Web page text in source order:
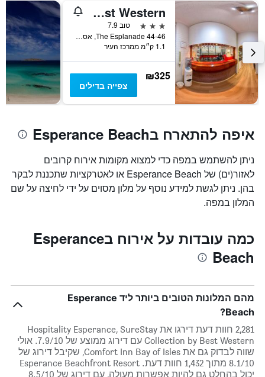
Hospitality Esperance, SureStay Collection by Best Western
3 כוכבים
טוב 7.9
44-46 The Esplanade, אספירנס, WA, אוסטרליה
1.1 ק״מ ממרכז העיר
₪325
צפייה בדילים
איפה להתארח בEsperance Beach
ניתן להשתמש במפה כדי למצוא מקומות אירוח קרובים
לאזור(ים) של Esperance Beach או לאטרקציות שתכננת לבקר
בהן. ניתן לגשת למידע נוסף על מלון מסוים על ידי לחיצה על שם
המלון במפה.
כמה עובדות על אירוח בEsperance
Beach
מהם המלונות הטובים ביותר ליד Esperance
Beach?
2,281 חוות דעת דירגו את Hospitality Esperance, SureStay
Collection by Best Western עם דירוג ממוצע של 7.9/10. אולי
שווה לבדוק גם את Comfort Inn Bay of Isles, שקיבל דירוג של
8.1/10 מתוך 1,432 חוות דעת. Esperance Beachfront Resort
יכול בהחלט גם להיות אפשרות מעולה, עם דירוג של 8.5/10